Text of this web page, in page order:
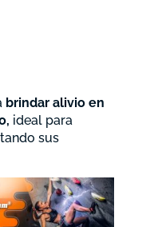
brindar alivio en
ideal para
sus